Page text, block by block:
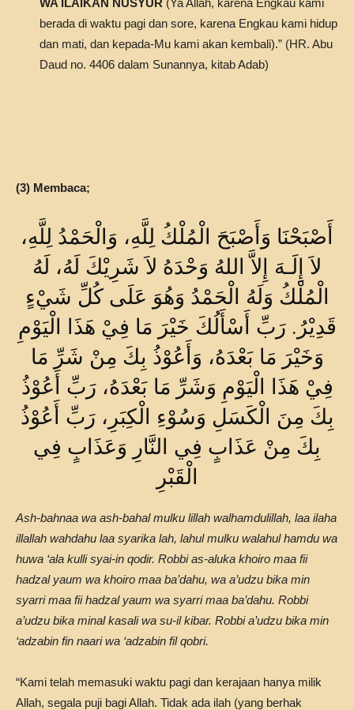
WA ILAIKAN NUSYUR (Ya Allah, karena Engkau kami
berada di waktu pagi dan sore, karena Engkau kami hidup
dan mati, dan kepada-Mu kami akan kembali).” (HR. Abu
Daud no. 4406 dalam Sunannya, kitab Adab)
(3) Membaca;
أَصْبَحْنَا وَأَصْبَحَ الْمُلْكُ لِلَّهِ، وَالْحَمْدُ لِلَّهِ،
لاَ إِلَـهَ إِلاَّ اللهُ وَحْدَهُ لاَ شَرِيْكَ لَهُ، لَهُ
الْمُلْكُ وَلَهُ الْحَمْدُ وَهُوَ عَلَى كُلِّ شَيْءٍ
قَدِيْرُ. رَبِّ أَسْأَلُكَ خَيْرَ مَا فِيْ هَذَا الْيَوْمِ
وَخَيْرَ مَا بَعْدَهُ، وَأَعُوْذُ بِكَ مِنْ شَرِّ مَا
فِيْ هَذَا الْيَوْمِ وَشَرِّ مَا بَعْدَهُ، رَبِّ أَعُوْذُ
بِكَ مِنَ الْكَسَلِ وَسُوْءِ الْكِبَرِ، رَبِّ أَعُوْذُ
بِكَ مِنْ عَذَابٍ فِي النَّارِ وَعَذَابٍ فِي
الْقَبْرِ
Ash-bahnaa wa ash-bahal mulku lillah walhamdulillah, laa ilaha
illallah wahdahu laa syarika lah, lahul mulku walahul hamdu wa
huwa ‘ala kulli syai-in qodir. Robbi as-aluka khoiro maa fii
hadzal yaum wa khoiro maa ba’dahu, wa a’udzu bika min
syarri maa fii hadzal yaum wa syarri maa ba’dahu. Robbi
a’udzu bika minal kasali wa su-il kibar. Robbi a’udzu bika min
‘adzabin fin naari wa ‘adzabin fil qobri.
“Kami telah memasuki waktu pagi dan kerajaan hanya milik
Allah, segala puji bagi Allah. Tidak ada ilah (yang berhak